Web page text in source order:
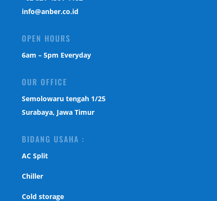
info@anber.co.id
OPEN HOURS
6am – 5pm Everyday
OUR OFFICE
Semolowaru tengah 1/25
Surabaya, Jawa Timur
BIDANG USAHA :
AC Split
Chiller
Cold storage